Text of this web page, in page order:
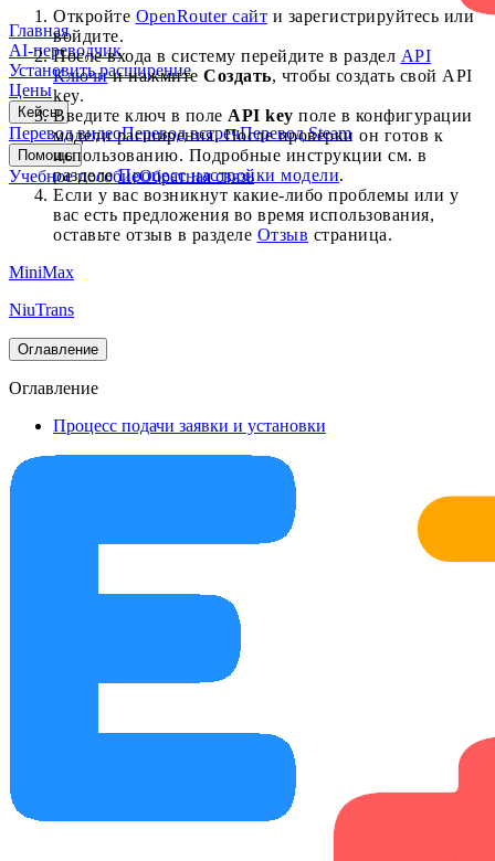
Главная
AI-переводчик
Установить расширение
Цены
Кейсы
Перевод видеоПеревод встречПеревод Steam
Помощь
Учебное пособиеОбратная связь
Откройте OpenRouter сайт и зарегистрируйтесь или
войдите.
После входа в систему перейдите в раздел API
Ключии нажмите Создать, чтобы создать свой API
key.
Введите ключ в поле API key поле в конфигурации
модели расширения. После проверки он готов к
использованию. Подробные инструкции см. в
разделеПроцесс настройки модели.
Если у вас возникнут какие-либо проблемы или у
вас есть предложения во время использования,
оставьте отзыв в разделе Отзыв страница.
MiniMax
NiuTrans
Оглавление
Оглавление
Процесс подачи заявки и установки